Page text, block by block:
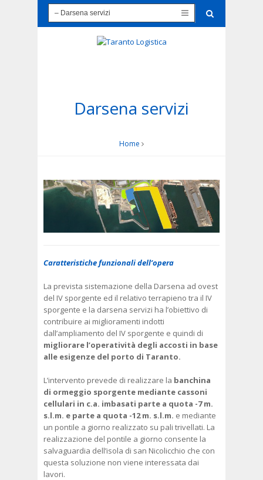
Darsena servizi
Home
Caratteristiche funzionali dell’opera
La prevista sistemazione della Darsena ad ovest
del IV sporgente ed il relativo terrapieno tra il IV
sporgente e la darsena servizi ha l’obiettivo di
contribuire ai miglioramenti indotti
dall’ampliamento del IV sporgente e quindi di
migliorare l’operatività degli accosti in base
alle esigenze del porto di Taranto.
L’intervento prevede di realizzare la banchina
di ormeggio sporgente mediante cassoni
cellulari in c.a. imbasati parte a quota -7 m.
s.l.m. e parte a quota -12 m. s.l.m. e mediante
un pontile a giorno realizzato su pali trivellati. La
realizzazione del pontile a giorno consente la
salvaguardia dell’isola di san Nicolicchio che con
questa soluzione non viene interessata dai
lavori.